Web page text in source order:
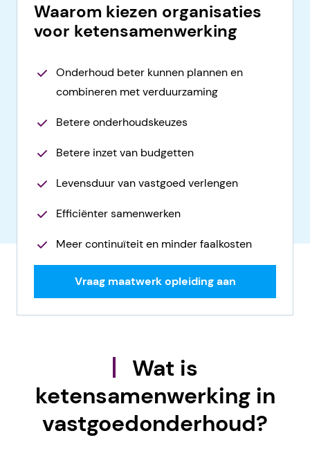
Waarom kiezen organisaties
voor ketensamenwerking
Onderhoud beter kunnen plannen en
combineren met verduurzaming
Betere onderhoudskeuzes
Betere inzet van budgetten
Levensduur van vastgoed verlengen
Efficiënter samenwerken
Meer continuïteit en minder faalkosten
Vraag maatwerk opleiding aan
Wat is
ketensamenwerking in
vastgoedonderhoud?